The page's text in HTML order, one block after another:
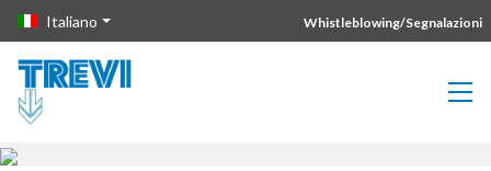
Vai direttamente al contenuto della pagina.
Italiano Whistleblowing/Segnalazioni
Ambiente